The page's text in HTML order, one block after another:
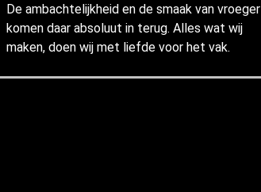
De ambachtelijkheid en de smaak van vroeger
komen daar absoluut in terug. Alles wat wij
maken, doen wij met liefde voor het vak.